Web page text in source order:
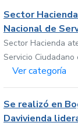
Sector
Nacional de
Sector Hacienda
Servicio
Ver categoría
Se realizó en
Davivienda